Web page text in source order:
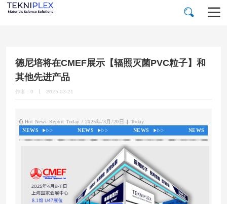
德尼培将在CMEF展示【辐照灭菌PVC粒子】和
其他先进产品
作者：0 2025-03-21
1 Hot News Report Today / 2025年/3月/20日
Today
NEWS
NEWS NEWS NEWS